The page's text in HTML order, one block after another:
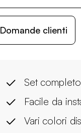
Domande clienti
Set
Facile da
Vari colori